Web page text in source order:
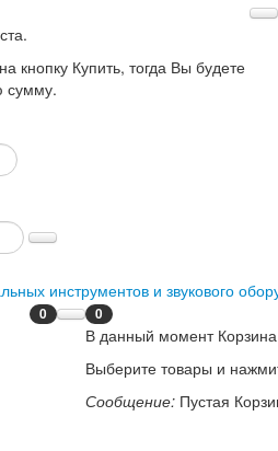
кнопку Купить, тогда Вы будете
сумму.
0
В данный момент Корзина
Выберите товары и
Сообщение: Пустая
0